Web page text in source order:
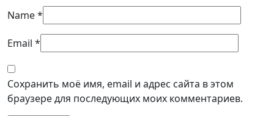
Name*
Email *
Сохранить моё имя, email и адрес сайта в этом
браузере для последующих моих комментариев.